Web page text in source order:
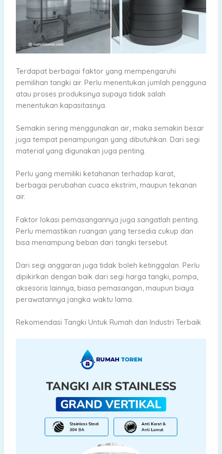
Terdapat berbagai faktor yang mempengaruhi
pemilihan tangki air. Perlu menentukan jumlah pengguna
atau proses produksinya supaya tidak salah
menentukan kapasitasnya.
Semakin sering menggunakan air, maka semakin besar
juga tempat penampungan yang dibutuhkan. Dari segi
material yang digunakan juga penting.
Perlu yang memiliki ketahanan terhadap karat,
berbagai perubahan cuaca ekstrim, maupun tekanan
air.
Faktor lokasi pemasangannya juga sangatlah penting.
Perlu memastikan ruangan yang tersedia cukup dan
bisa menampung beban dari tangki tersebut.
Dari segi anggaran juga tidak boleh ketinggalan. Perlu
dipikirkan dengan baik dari segi harga tangki, pompa,
aksesoris lainnya, biasa pemasangan, maupun biaya
perawatannya jangka waktu lama.
Rekomendasi Tangki Untuk Rumah dan Industri Terbaik